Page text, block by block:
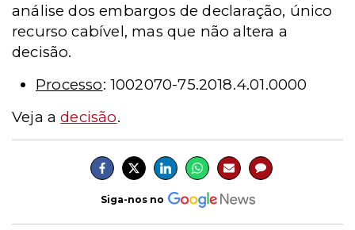
análise dos embargos de declaração, único
recurso cabível, mas que não altera a
decisão.
Processo: 1002070-75.2018.4.01.0000
Veja adecisão.
Siga-nos no